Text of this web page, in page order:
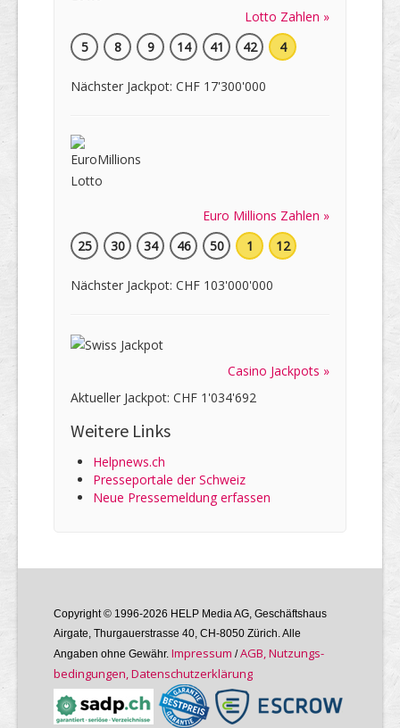
Lotto Zahlen »
5
8 9 14 41 42 4
Nächster Jackpot: CHF 17'300'000
Euro Millions Zahlen »
25
30 34 46 50 1 12
Nächster Jackpot: CHF 103'000'000
Casino Jackpots »
Aktueller Jackpot: CHF 1'034'692
Weitere Links
Helpnews.ch
Presseportale der Schweiz
Neue Pressemeldung erfassen
Copyright © 1996-2026 HELP Media AG, Geschäftshaus
Airgate, Thurgauer­strasse 40, CH-8050 Zürich. Alle
Angaben ohne Gewähr. Im­pres­sum /AGB, Nutzungs­
bedin­gungen, Daten­schutz­er­klärung